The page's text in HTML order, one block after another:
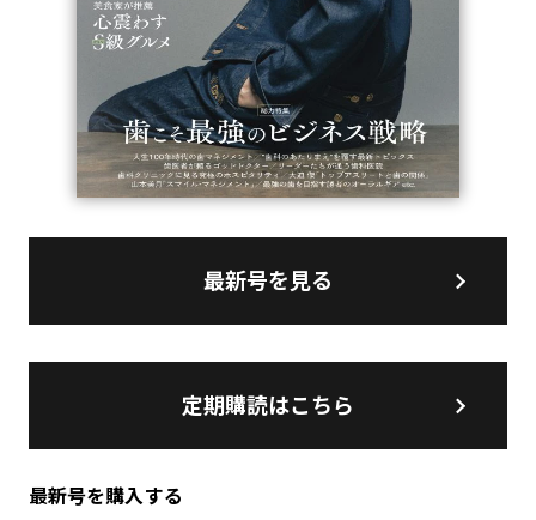
最新号を見る
定期購読はこちら
最新号を購入する